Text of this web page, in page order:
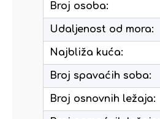
Broj osoba:
Udaljenost od mora:
Najbliža kuća:
Broj spavaćih soba:
Broj osnovnih ležaja: